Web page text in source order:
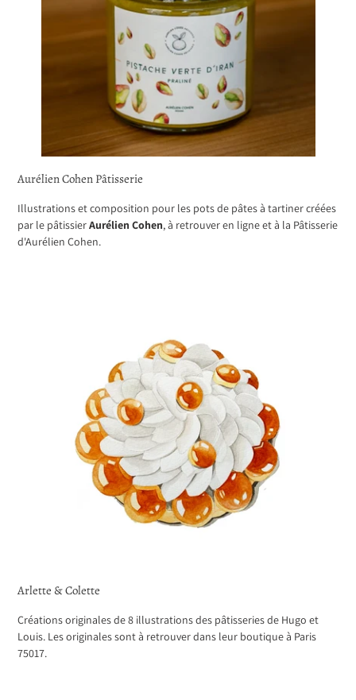
Aurélien Cohen Pâtisserie
Illustrations et composition pour les pots de pâtes à tartiner créées
par le pâtissierAurélien Cohen, à retrouver en ligne et à la Pâtisserie
d'Aurélien Cohen.
Arlette & Colette
Créations originales de 8 illustrations des pâtisseries de Hugo et
Louis. Les originales sont à retrouver dans leur boutique à Paris
75017.